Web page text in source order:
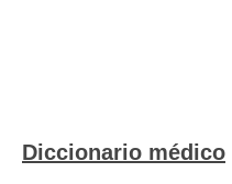
Diccionario médico